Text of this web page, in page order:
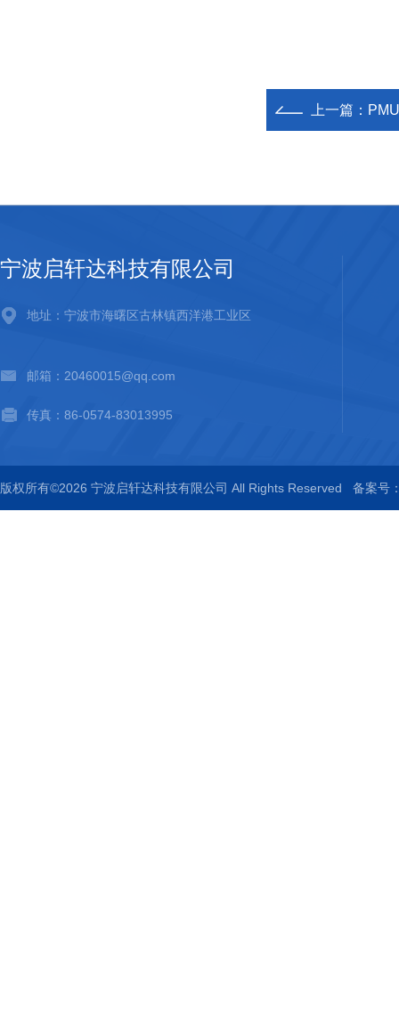
上一篇：
宁波启轩达科技有限公司
地址：宁波市海曙区古林镇西洋港工业区
邮箱：20460015@qq.com
传真：86-0574-83013995
版权所有©2026 宁波启轩达科技有限公司 All Rights Reserved 备案号